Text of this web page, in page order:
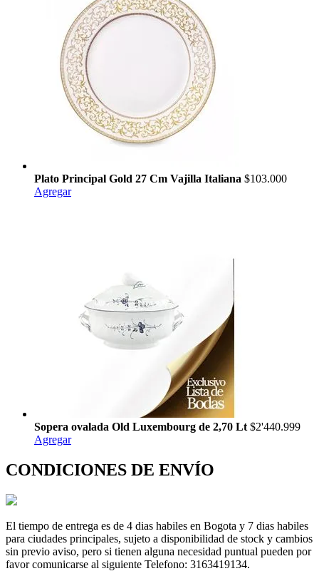
Plato Principal Gold 27 Cm Vajilla Italiana $103.000
Agregar
Sopera ovalada Old Luxembourg de 2,70 Lt $2'440.999
Agregar
CONDICIONES DE ENVÍO
El tiempo de entrega es de 4 dias habiles en Bogota y 7 dias habiles
para ciudades principales, sujeto a disponibilidad de stock y cambios
sin previo aviso, pero si tienen alguna necesidad puntual pueden por
favor comunicarse al siguiente Telefono: 3163419134.